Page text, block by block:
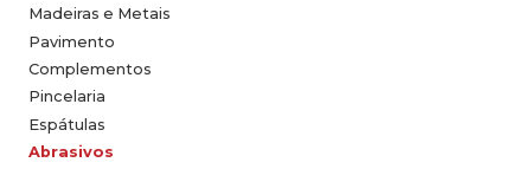
Madeiras e Metais
Pavimento
Complementos
Pincelaria
Espátulas
Abrasivos